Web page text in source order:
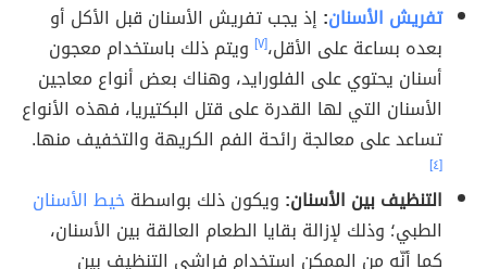
تفريش الأسنان: إذ يجب تفريش الأسنان قبل الأكل أو
بعده بساعة على الأقل،[٧] ويتم ذلك باستخدام معجون
أسنان يحتوي على الفلورايد، وهناك بعض أنواع معاجين
الأسنان التي لها القدرة على قتل البكتيريا، فهذه الأنواع
تساعد على معالجة رائحة الفم الكريهة والتخفيف منها.
[٤]
التنظيف بين الأسنان: ويكون ذلك بواسطةخيط الأسنان
الطبي؛ وذلك لإزالة بقايا الطعام العالقة بين الأسنان،
كما أنّه من الممكن استخدام فراشي التنظيف بين